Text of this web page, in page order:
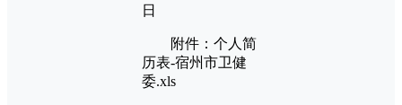
日
附件：个人简
历表-宿州市卫健
委.xls